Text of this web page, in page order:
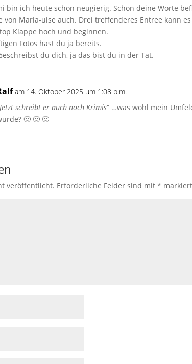
bin ich heute schon neugierig. Schon deine Worte
von Maria-uise auch. Drei treffenderes Entree kann
Klappe hoch und beginnen.
Fotos hast du ja bereits.
du dich, ja das bist du in der Tat.
am 14. Oktober 2025 um 1:08 p.m.
Jetzt schreibt er auch noch Krimis“ …was wohl mein
🙂 🙂 🙂
veröffentlicht. Erforderliche Felder sind mit* markiert